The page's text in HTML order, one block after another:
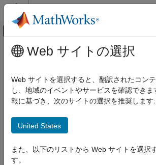
コンテンツへスキップ
オフキャンバス ナビゲ
ドキュメンテーションのホーム
メインコンテンツ
Web サイトの選択
Web サイトを選択すると、翻訳されたコン
し、地域のイベントやサービスを確認でき
報に基づき、次のサイトの選択を推奨します:
United States
また、以下のリストから Web サイトを選択
す。